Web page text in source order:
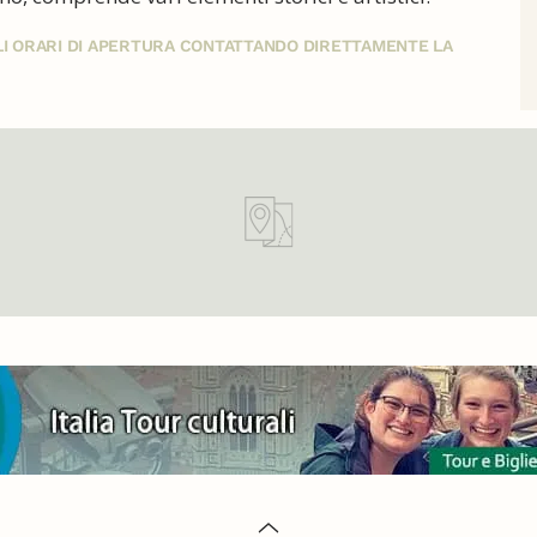
DI APERTURA CONTATTANDO DIRETTAMENTE LA